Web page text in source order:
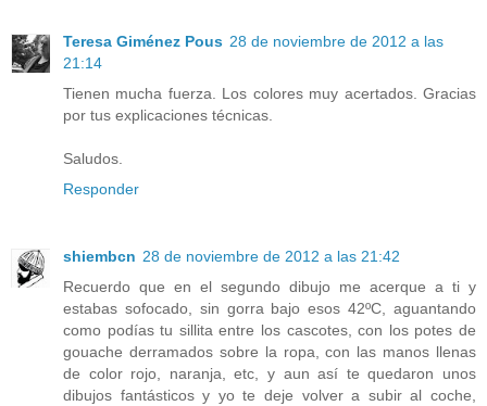
Teresa Giménez Pous 28 de noviembre de 2012 a las
21:14
Tienen mucha fuerza. Los colores muy acertados. Gracias
por tus explicaciones técnicas.
Saludos.
Responder
shiembcn 28 de noviembre de 2012 a las 21:42
Recuerdo que en el segundo dibujo me acerque a ti y
estabas sofocado, sin gorra bajo esos 42ºC, aguantando
como podías tu sillita entre los cascotes, con los potes de
gouache derramados sobre la ropa, con las manos llenas
de color rojo, naranja, etc, y aun así te quedaron unos
dibujos fantásticos y yo te deje volver a subir al coche,